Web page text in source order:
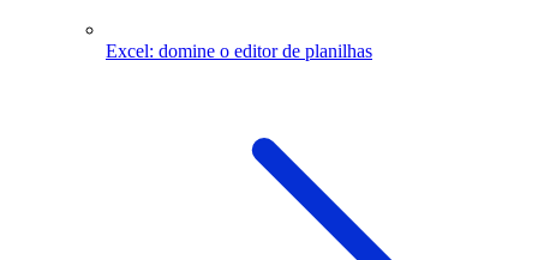
Excel: domine o editor de planilhas